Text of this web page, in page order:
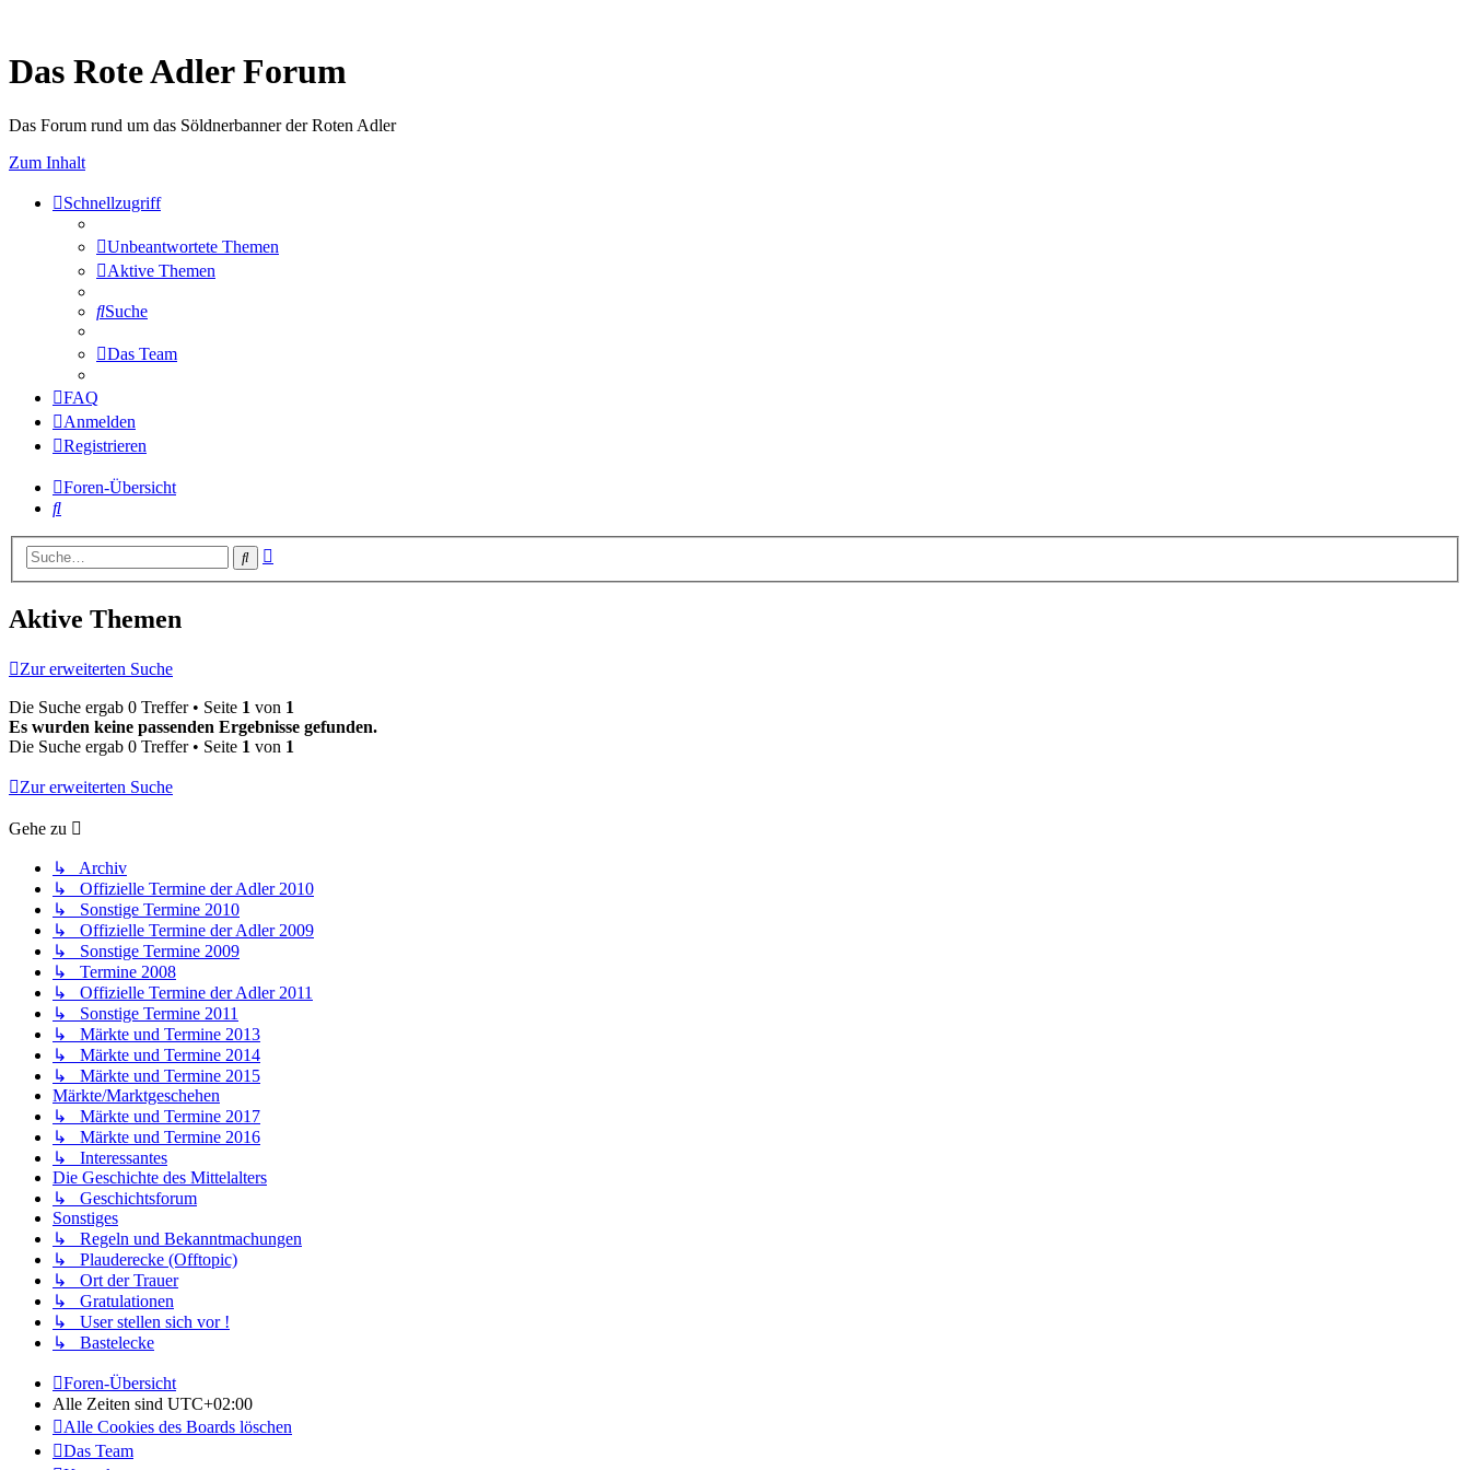
Das Rote Adler Forum
Das Forum rund um das Söldnerbanner der Roten Adler
Zum Inhalt
Schnellzugriff
Unbeantwortete Themen
Aktive Themen
Suche
Das Team
FAQ
Anmelden
Registrieren
Foren-Übersicht
Suche
Suche
Aktive Themen
Zur erweiterten Suche
Die Suche ergab 0 Treffer • Seite 1 von 1
Es wurden keine passenden Ergebnisse gefunden.
Die Suche ergab 0 Treffer • Seite 1 von 1
Zur erweiterten Suche
Gehe zu
↳ Archiv
↳ Offizielle Termine der Adler 2010
↳ Sonstige Termine 2010
↳ Offizielle Termine der Adler 2009
↳ Sonstige Termine 2009
↳ Termine 2008
↳ Offizielle Termine der Adler 2011
↳ Sonstige Termine 2011
↳ Märkte und Termine 2013
↳ Märkte und Termine 2014
↳ Märkte und Termine 2015
Märkte/Marktgeschehen
↳ Märkte und Termine 2017
↳ Märkte und Termine 2016
↳ Interessantes
Die Geschichte des Mittelalters
↳ Geschichtsforum
Sonstiges
↳ Regeln und Bekanntmachungen
↳ Plauderecke (Offtopic)
↳ Ort der Trauer
↳ Gratulationen
↳ User stellen sich vor !
↳ Bastelecke
Foren-Übersicht
Alle Zeiten sind UTC+02:00
Alle Cookies des Boards löschen
Das Team